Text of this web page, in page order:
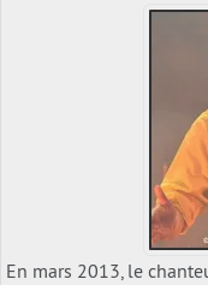
En mars 2013, le